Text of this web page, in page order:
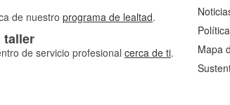
de nuestro programa de lealtad.
taller
de servicio profesional cerca de ti.
Mapa